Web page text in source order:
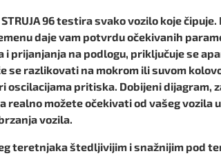
96 testira svako vozilo koje
daje vam potvrdu očekivanih
i prijanjanja na podlogu, priključuje se
se razlikovati na mokrom ili suvom
oscilacijama pritiska. Dobijeni
realno možete očekivati od vašeg
vozila.
teretnjaka štedljivijim i snažnijim pod